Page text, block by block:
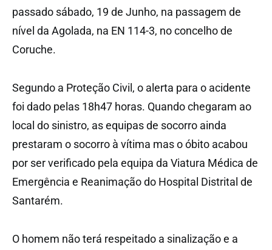
passado sábado, 19 de Junho, na passagem de
nível da Agolada, na EN 114-3, no concelho de
Coruche.
Segundo a Proteção Civil, o alerta para o acidente
foi dado pelas 18h47 horas. Quando chegaram ao
local do sinistro, as equipas de socorro ainda
prestaram o socorro à vítima mas o óbito acabou
por ser verificado pela equipa da Viatura Médica de
Emergência e Reanimação do Hospital Distrital de
Santarém.
O homem não terá respeitado a sinalização e a